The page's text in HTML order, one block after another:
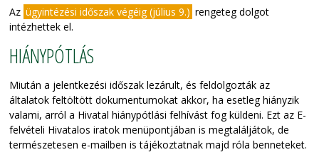
Az ügyintézési időszak végéig (július 9.) rengeteg dolgot
intézhettek el.
HIÁNYPÓTLÁS
Miután a jelentkezési időszak lezárult, és feldolgozták az
általatok feltöltött dokumentumokat akkor, ha esetleg hiányzik
valami, arról a Hivatal hiánypótlási felhívást fog küldeni. Ezt az E-
felvételi Hivatalos iratok menüpontjában is megtaláljátok, de
természetesen e-mailben is tájékoztatnak majd róla benneteket.